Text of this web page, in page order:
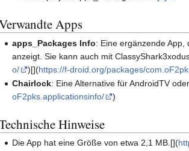
Apps
apps_Packages Info: Eine ergänzende App,
anzeigt. Sie kann auch mit
o/
)[](https://f-droid.org/packages/
Chairlock: Eine Alternative für AndroidTV
oF2pks.applicationsinfo/
)
Hinweise
Die App hat eine Größe von etwa 2,1 MB.[](